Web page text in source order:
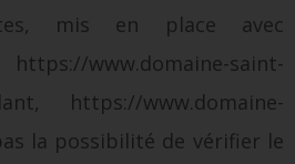
mis en place avec
www.domaine-saint-
https://www.domaine-
la possibilité de vérifier le